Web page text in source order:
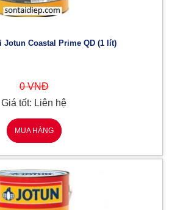
Jotun Coastal Prime QD (1 lít)
0 VNĐ
Giá tốt: Liên hệ
MUA HÀNG